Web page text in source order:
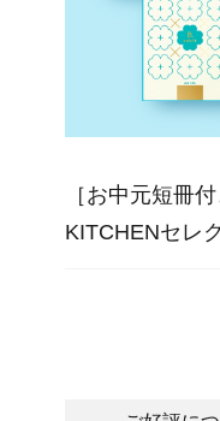
［お中元短冊
KITCHENセレ